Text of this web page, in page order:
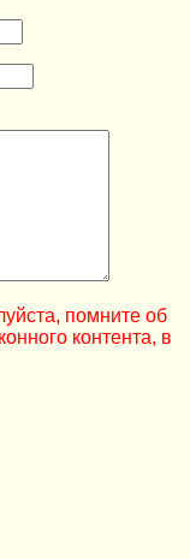
помните об
контента, в